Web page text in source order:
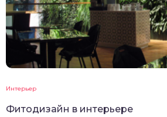
Интерьер
Фитодизайн в интерьере